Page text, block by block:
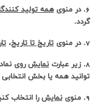
6. در منوی همه تولید
گردد.
7. در منوی تاریخ تا تاریخ،
8. زیر عبارت نمایشروی نماد
توانید همه یا بخش
9. منوی نمایشرا انتخاب